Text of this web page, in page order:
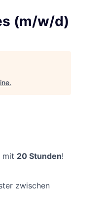
(m/w/d)
.
mit 20 Stunden!
zwischen